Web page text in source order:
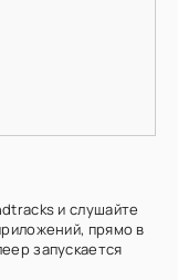
и слушайте
прямо в
запускается